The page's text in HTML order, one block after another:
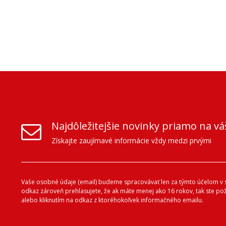
Najdôležitejšie novinky priamo na
Získajte zaujímavé informácie vždy medzi prvými
Vaše osobné údaje (email) budeme spracovávať len za týmto účelom
odkaz zároveň prehlasujete, že ak máte menej ako 16 rokov, tak ste
alebo kliknutím na odkaz z ktoréhokoľvek informačného emailu.